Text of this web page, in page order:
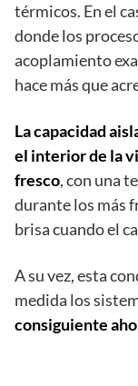
térmicos. En el
donde los
acoplamiento
hace más que
La capacidad
el interior de la
fresco, con una
durante los más
brisa cuando el
A su vez, esta
medida los
consiguiente